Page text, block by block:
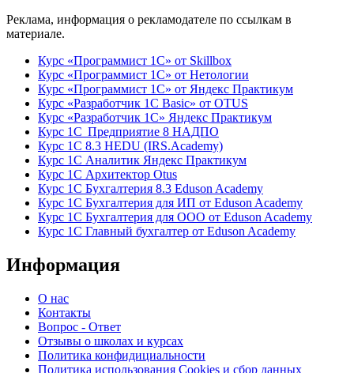
Реклама, информация о рекламодателе по ссылкам в
материале.
Курс «Программист 1С» от Skillbox
Курс «Программист 1С» от Нетологии
Курс «Программист 1С» от Яндекс Практикум
Курс «Разработчик 1С Basic» от OTUS
Курс «Разработчик 1С» Яндекс Практикум
Курс 1С Предприятие 8 НАДПО
Курс 1С 8.3 HEDU (IRS.Academy)
Курс 1С Аналитик Яндекс Практикум
Курс 1С Архитектор Otus
Курс 1С Бухгалтерия 8.3 Eduson Academy
Курс 1С Бухгалтерия для ИП от Eduson Academy
Курс 1С Бухгалтерия для ООО от Eduson Academy
Курс 1С Главный бухгалтер от Eduson Academy
Информация
О нас
Контакты
Вопрос - Ответ
Отзывы о школах и курсах
Политика конфидициальности
Политика использования Cookies и сбор данных